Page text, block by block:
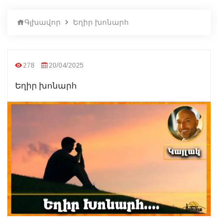
Գլխավոր Եղիր խոնարհ
278 20/04/2025
Եղիր խոնարհ